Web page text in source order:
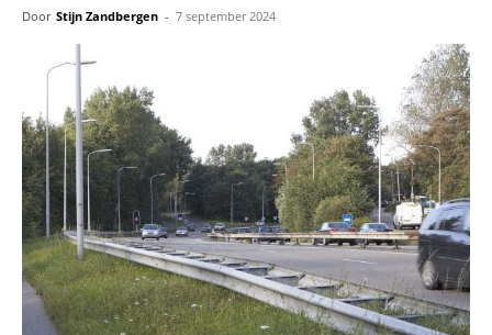
Door Stijn Zandbergen - 7 september 2024